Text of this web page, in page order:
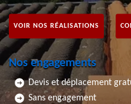
VOIR NOS RÉALISATIONS
Nos engagements
Devis et déplacement
Sans engagement